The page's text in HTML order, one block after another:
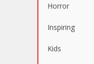
Horror
Inspiring
Kids